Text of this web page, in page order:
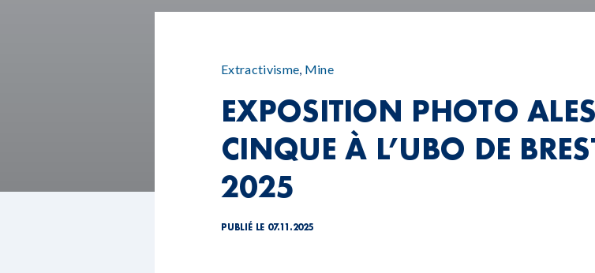
Extractivisme, Mine
EXPOSITION PHOTO
CINQUE À L’UBO DE
2025
PUBLIÉ LE 07.11.2025